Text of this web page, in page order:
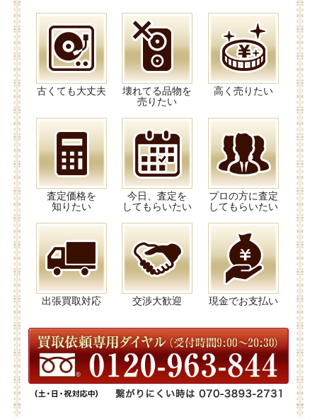
古くても大丈夫
壊れてる品物を
売りたい
高く売りたい
査定価格を
知りたい
今日、査定を
してもらいたい
プロの方に査定
してもらいたい
出張買取対応 交渉大歓迎 現金でお支払い